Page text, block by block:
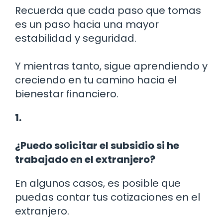
Recuerda que cada paso que tomas
es un paso hacia una mayor
estabilidad y seguridad.
Y mientras tanto, sigue aprendiendo y
creciendo en tu camino hacia el
bienestar financiero.
1.
¿Puedo solicitar el subsidio si he
trabajado en el extranjero?
En algunos casos, es posible que
puedas contar tus cotizaciones en el
extranjero.